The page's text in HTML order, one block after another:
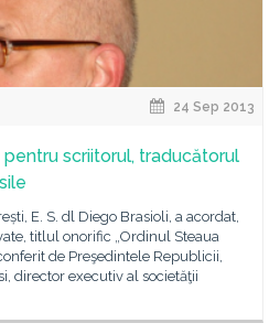
24 Sep 2013
scriitorul, traducătorul
E. S. dl Diego Brasioli, a acordat,
titlul onorific „Ordinul Steaua
de Preşedintele Republicii,
director executiv al societăţii